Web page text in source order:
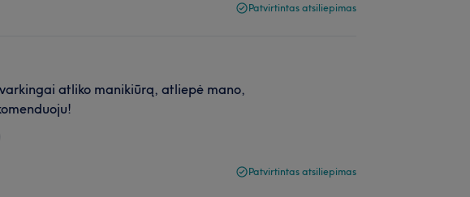
Patvirtintas atsiliepimas
atliko manikiūrą, atliepė mano,
Patvirtintas atsiliepimas